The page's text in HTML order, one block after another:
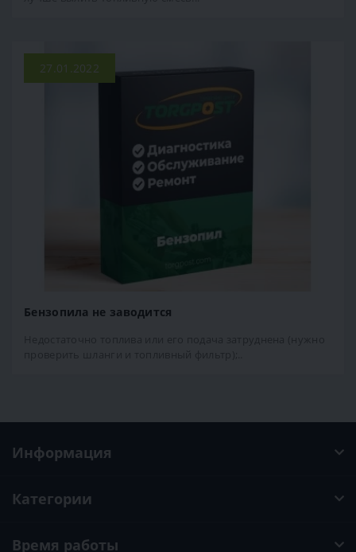
27.01.2022
Бензопила не заводится
Информация
Категории
Время работы